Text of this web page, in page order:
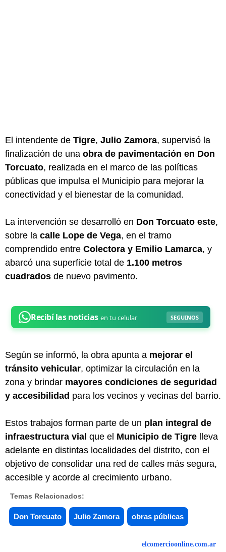
El intendente de Tigre, Julio Zamora, supervisó la
finalización de una obra de pavimentación en Don
Torcuato, realizada en el marco de las políticas
públicas que impulsa el Municipio para mejorar la
conectividad y el bienestar de la comunidad.
La intervención se desarrolló en Don Torcuato este,
sobre la calle Lope de Vega, en el tramo
comprendido entre Colectora y Emilio Lamarca, y
abarcó una superficie total de 1.100 metros
cuadrados de nuevo pavimento.
Según se informó, la obra apunta a mejorar el
tránsito vehicular, optimizar la circulación en la
zona y brindar mayores condiciones de seguridad
y accesibilidad para los vecinos y vecinas del barrio.
Estos trabajos forman parte de un plan integral de
infraestructura vial que el Municipio de Tigre lleva
adelante en distintas localidades del distrito, con el
objetivo de consolidar una red de calles más segura,
accesible y acorde al crecimiento urbano.
Temas Relacionados:
Don Torcuato Julio Zamora obras públicas
elcomercioonline.com.ar